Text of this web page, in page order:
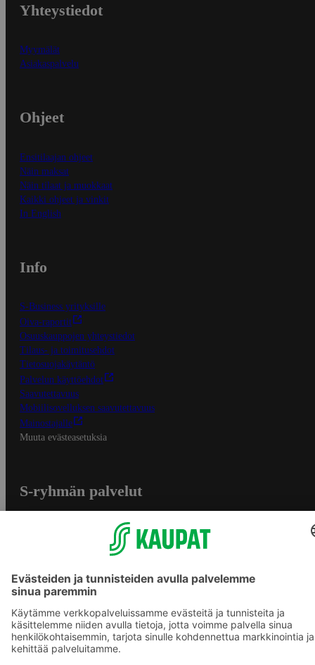
Yhteystiedot
Myymälät
Asiakaspalvelu
Ohjeet
Ensitilaajan ohjeet
Näin maksat
Näin tilaat ja muokkaat
Kaikki ohjeet ja vinkit
In English
Info
S-Business yrityksille
Oiva-raportit
Osuuskauppojen yhteystiedot
Tilaus- ja toimitusehdot
Tietosuojakäytäntö
Palvelun käyttöehdot
Saavutettavuus
Mobiilisovelluksen saavutettavuus
Mainostajalle
Muuta evästeasetuksia
S-ryhmän palvelut
S-ostoslista -sovellus
Prisma.fi
Sokos.fi
S-Pankki
Yhteishyvä
Sokos Hotels